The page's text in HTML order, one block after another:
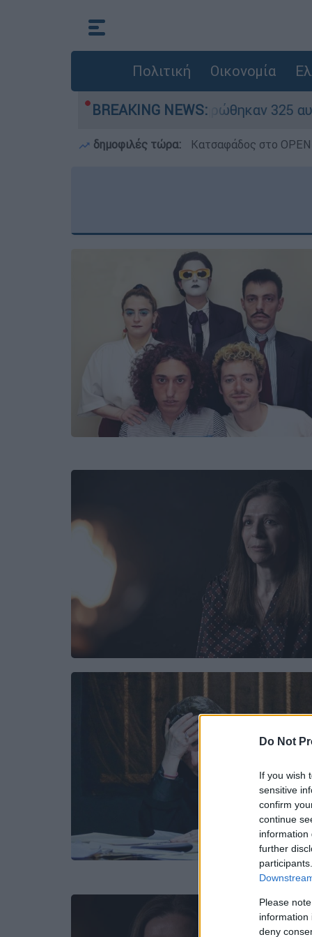
Do Not
If you wish
sensitive
confirm
continue
information
further
Please
information
deny
Πολιτική Οικονομία
BREAKING NEWS:
- Ολοκληρώθηκαν 325 αυτοψίες στις
δημοφιλές τώρα: Κατσαφάδος στο